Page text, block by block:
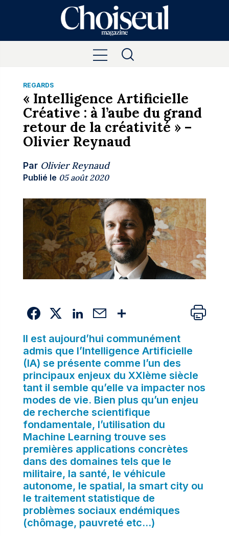
REGARDS
« Intelligence Artificielle
Créative : à l’aube du grand
retour de la créativité » –
Olivier Reynaud
Par Olivier Reynaud
Publié le 05 août 2020
ll est aujourd’hui communément
admis que l’Intelligence Artificielle
(IA) se présente comme l’un des
principaux enjeux du XXIème siècle
tant il semble qu’elle va impacter nos
modes de vie. Bien plus qu’un enjeu
de recherche scientifique
fondamentale, l’utilisation du
Machine Learning trouve ses
premières applications concrètes
dans des domaines tels que le
militaire, la santé, le véhicule
autonome, le spatial, la smart city ou
le traitement statistique de
problèmes sociaux endémiques
(chômage, pauvreté etc…)